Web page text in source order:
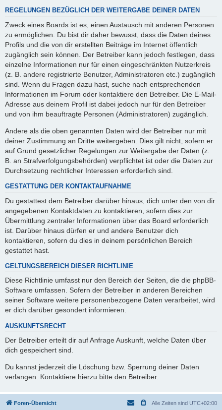
REGELUNGEN BEZÜGLICH DER WEITERGABE DEINER DATEN
Zweck eines Boards ist es, einen Austausch mit anderen Personen
zu ermöglichen. Du bist dir daher bewusst, dass die Daten deines
Profils und die von dir erstellten Beiträge im Internet öffentlich
zugänglich sein können. Der Betreiber kann jedoch festlegen, dass
einzelne Informationen nur für einen eingeschränkten Nutzerkreis
(z. B. andere registrierte Benutzer, Administratoren etc.) zugänglich
sind. Wenn du Fragen dazu hast, suche nach entsprechenden
Informationen im Forum oder kontaktiere den Betreiber. Die E-Mail-
Adresse aus deinem Profil ist dabei jedoch nur für den Betreiber
und von ihm beauftragte Personen (Administratoren) zugänglich.
Andere als die oben genannten Daten wird der Betreiber nur mit
deiner Zustimmung an Dritte weitergeben. Dies gilt nicht, sofern er
auf Grund gesetzlicher Regelungen zur Weitergabe der Daten (z.
B. an Strafverfolgungsbehörden) verpflichtet ist oder die Daten zur
Durchsetzung rechtlicher Interessen erforderlich sind.
GESTATTUNG DER KONTAKTAUFNAHME
Du gestattest dem Betreiber darüber hinaus, dich unter den von dir
angegebenen Kontaktdaten zu kontaktieren, sofern dies zur
Übermittlung zentraler Informationen über das Board erforderlich
ist. Darüber hinaus dürfen er und andere Benutzer dich
kontaktieren, sofern du dies in deinem persönlichen Bereich
gestattet hast.
GELTUNGSBEREICH DIESER RICHTLINIE
Diese Richtlinie umfasst nur den Bereich der Seiten, die die phpBB-
Software umfassen. Sofern der Betreiber in anderen Bereichen
seiner Software weitere personenbezogene Daten verarbeitet, wird
er dich darüber gesondert informieren.
AUSKUNFTSRECHT
Der Betreiber erteilt dir auf Anfrage Auskunft, welche Daten über
dich gespeichert sind.
Du kannst jederzeit die Löschung bzw. Sperrung deiner Daten
verlangen. Kontaktiere hierzu bitte den Betreiber.
Foren-Übersicht Alle Zeiten sind UTC+02:00